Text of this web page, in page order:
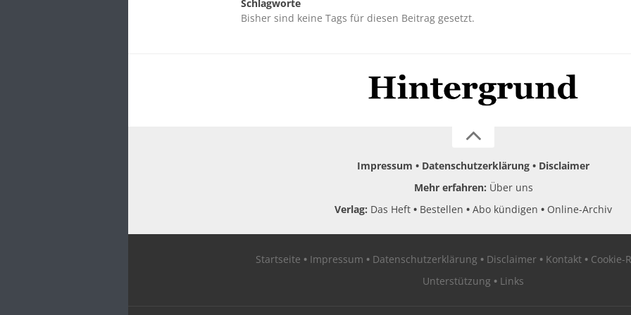
Schlagworte
Bisher sind keine Tags für diesen Beitrag gesetzt.
Impressum Datenschutzerklärung
Disclaimer
Mehr erfahren: Über uns
Verlag: Das Heft Bestellen Abo kündigen Online-Archiv
Startseite Impressum Datenschutzerklärung Disclaimer Kontakt
Cookie-
Unterstützung
Links